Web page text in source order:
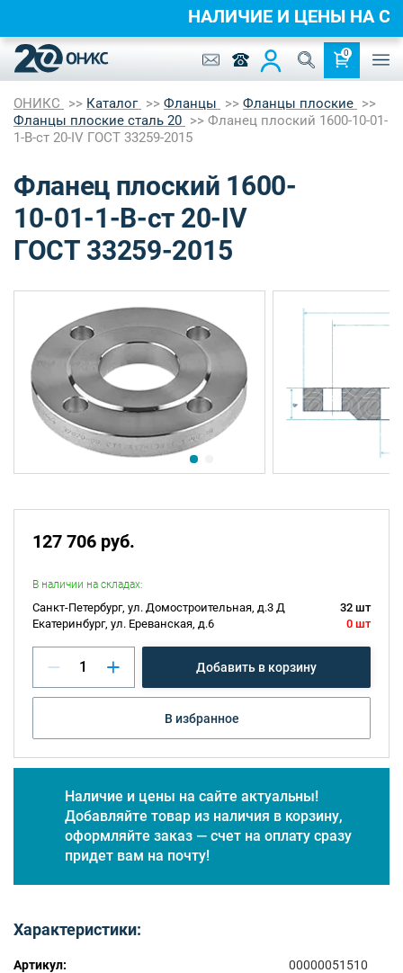
0
ОНИКС Каталог Фланцы
Фланцы плоские
Фланцы плоские сталь 20
Фланец плоский 1600-10-01-
1-B-ст 20-IV ГОСТ 33259-2015
Фланец плоский 1600-
10-01-1-B-ст 20-IV
ГОСТ 33259-2015
127 706 руб.
В наличии на складах:
Санкт-Петербург, ул. Домостроительная, д.3 Д
32 шт
Екатеринбург, ул. Ереванская, д.6
0 шт
Добавить в корзину
В избранное
Наличие и цены на сайте актуальны!
Добавляйте товар из наличия в корзину,
оформляйте заказ — счет на оплату сразу
придет вам на почту!
Характеристики:
Артикул:
00000051510
НАЛИЧИЕ И ЦЕНЫ